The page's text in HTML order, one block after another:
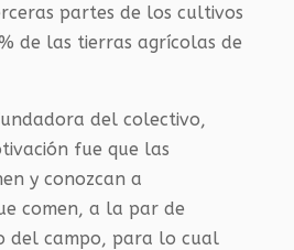
partes de los cultivos
de las tierras agrícolas de
del colectivo,
fue que las
y conozcan a
comen, a la par de
del campo, para lo cual